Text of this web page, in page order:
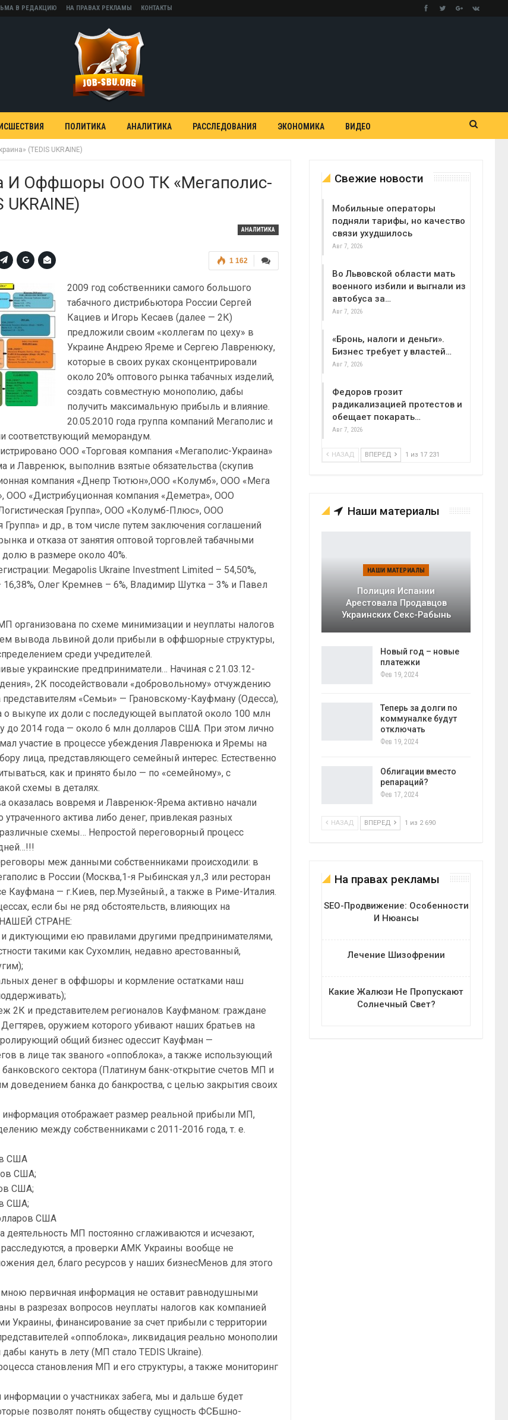
В РЕДАКЦИЮ НА ПРАВАХ РЕКЛАМЫ КОНТАКТЫ
ПОЛИТИКА АНАЛИТИКА РАССЛЕДОВАНИЯ ЭКОНОМИКА ВИДЕО
(TEDIS UKRAINE)
И Оффшоры ООО ТК «Мегаполис-
UKRAINE)
АНАЛИТИКА
1 162
2009 год собственники самого большого
табачного дистрибьютора России Сергей
Кациев и Игорь Кесаев (далее — 2К)
предложили своим «коллегам по цеху» в
Украине Андрею Яреме и Сергею Лавренюку,
которые в своих руках сконцентрировали
около 20% оптового рынка табачных изделий,
создать совместную монополию, дабы
получить максимальную прибыль и влияние.
20.05.2010 года группа компаний Мегаполис и
соответствующий меморандум.
ООО «Торговая компания «Мегаполис-Украина»
и Лавренюк, выполнив взятые обязательства (скупив
компания «Днепр Тютюн»,ООО «Колумб», ООО «Мега
ООО «Дистрибуционная компания «Деметра», ООО
Группа», ООО «Колумб-Плюс», ООО
Группа» и др., в том числе путем заключения соглашений
и отказа от занятия оптовой торговлей табачными
в размере около 40%.
Megapolis Ukraine Investment Limited – 54,50%,
Олег Кремнев – 6%, Владимир Шутка – 3% и Павел
организована по схеме минимизации и неуплаты налогов
вывода львиной доли прибыли в оффшорные структуры,
среди учредителей.
украинские предприниматели… Начиная с 21.03.12-
2К посодействовали «добровольному» отчуждению
«Семьи» — Грановскому-Кауфману (Одесса),
о выкупе их доли с последующей выплатой около 100 млн
до 2014 года — около 6 млн долларов США. При этом лично
участие в процессе убеждения Лавренюка и Яремы на
лица, представляющего семейный интерес. Естественно
как и принято было — по «семейному», с
схемы в деталях.
оказалась вовремя и Лавренюк-Ярема активно начали
утраченного актива либо денег, привлекая разных
схемы… Непростой переговорный процесс
меж данными собственниками происходили: в
в России (Москва,1-я Рыбинская ул.,3 или ресторан
Кауфмана — г.Киев, пер.Музейный., а также в Риме-Италия.
если бы не ряд обстоятельств, влияющих на
НАШЕЙ СТРАНЕ:
диктующими ею правилами другими предпринимателями,
такими как Сухомлин, недавно арестованный,
денег в оффшоры и кормление остатками наш
2К и представителем регионалов Кауфманом: граждане
оружием которого убивают наших братьев на
общий бизнес одессит Кауфман —
в лице так званого «оппоблока», а также использующий
сектора (Платинум банк-открытие счетов МП и
доведением банка до банкроства, с целью закрытия своих
информация отображает размер реальной прибыли МП,
между собственниками с 2011-2016 года, т. е.
США
США;
США;
США;
США
МП постоянно сглаживаются и исчезают,
а проверки АМК Украины вообще не
дел, благо ресурсов у наших бизнесМенов для этого
первичная информация не оставит равнодушными
в разрезах вопросов неуплаты налогов как компанией
Украины, финансирование за счет прибыли с территории
«оппоблока», ликвидация реально монополии
кануть в лету (МП стало TEDIS Ukraine).
становления МП и его структуры, а также мониторинг
информации о участниках забега, мы и дальше будет
позволят понять обществу сущность ФСБшно-
Свежие новости
Мобильные операторы
подняли тарифы, но качество
связи ухудшилось
Авг 7, 2026
Во Львовской области мать
военного избили и выгнали из
автобуса за…
Авг 7, 2026
«Бронь, налоги и деньги».
Бизнес требует у властей…
Авг 7, 2026
Федоров грозит
радикализацией протестов и
обещает покарать…
Авг 7, 2026
НАЗАД ВПЕРЕД 1 из 17 231
Наши материалы
НАШИ МАТЕРИАЛЫ
Полиция Испании
Арестовала Продавцов
Украинских Секс-Рабынь
Новый год – новые
платежки
Фев 19, 2024
Теперь за долги по
коммуналке будут
отключать
Фев 19, 2024
Облигации вместо
репараций?
Фев 17, 2024
НАЗАД ВПЕРЕД 1 из 2 690
На правах рекламы
SEO-Продвижение: Особенности
И Нюансы
Лечение Шизофрении
Какие Жалюзи Не Пропускают
Солнечный Свет?